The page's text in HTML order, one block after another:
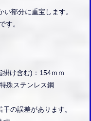
部分に重宝します。
す。
け含む)：154ｍｍ
殊ステンレス鋼
の誤差があります。